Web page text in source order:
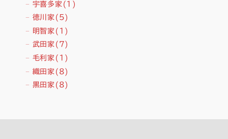
宇喜多家 (1)
徳川家 (5)
明智家 (1)
武田家 (7)
毛利家 (1)
織田家 (8)
黒田家 (8)